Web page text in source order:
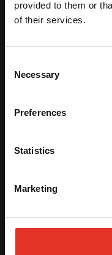
provided to them or
of their services.
Selection
Necessary
Preferences
Statistics
Marketing